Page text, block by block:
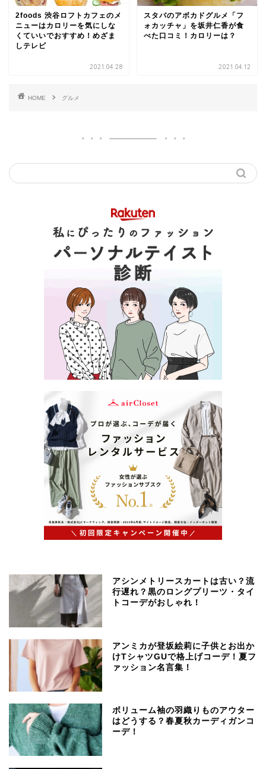
2foods 渋谷ロフトカフェのメ
ニューはカロリーを気にしな
くていいでおすすめ！めざま
しテレビ
2021.04.28
スタバのアボカドグルメ「フ
ォカッチャ」を坂井仁香が食
べた口コミ！カロリーは？
2021.04.12
HOME グルメ
アシンメトリースカートは古い？流
行遅れ？黒のロングプリーツ・タイ
トコーデがおしゃれ！
アンミカが登坂絵莉に子供とお出か
けTシャツGUで格上げコーデ！夏フ
ァッション名言集！
ボリューム袖の羽織りものアウター
はどうする？春夏秋カーディガンコ
ーデ！